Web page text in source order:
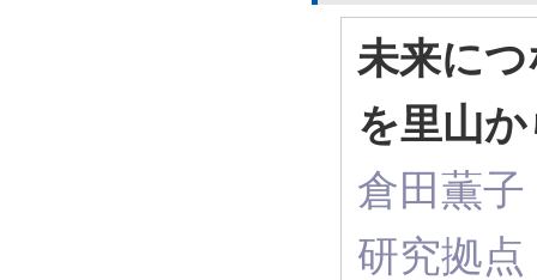
未来に
を里山
倉田薫
研究拠